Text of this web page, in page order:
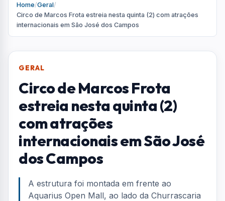
Home/Geral/
Circo de Marcos Frota estreia nesta quinta (2) com atrações
internacionais em São José dos Campos
GERAL
Circo de Marcos Frota
estreia nesta quinta (2)
com atrações
internacionais em São José
dos Campos
A estrutura foi montada em frente ao
Aquarius Open Mall, ao lado da Churrascaria